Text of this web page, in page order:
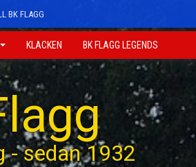
BK FLAGG
KLACKEN BK FLAGG LEGENDS
- sedan 1932